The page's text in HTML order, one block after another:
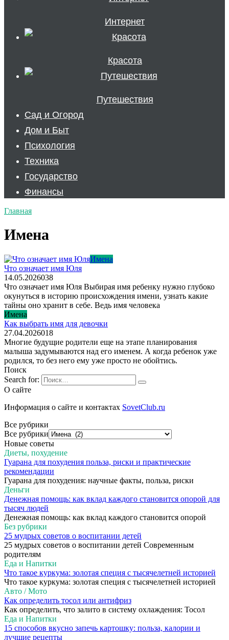
Интернет
Красота
Путешествия
Сад и Огород
Дом и Быт
Психология
Техника
Государство
Финансы
Главная
Имена
Имена
Что означает имя Юля
14.05.2026038
Что означает имя Юля Выбирая имя ребенку нужно глубоко
окунуться в историю происхождения имени, узнать какие
тайны оно хранит в себе. Ведь имя человека
Имена
Как выбрать имя для девочки
27.04.2026018
Многие будущие родители еще на этапе планирования
малыша задумываются над его именем. А когда ребенок уже
родился, то без него ему уже просто не обойтись.
Поиск
Search for:
О сайте
Информация о сайте и контактах SovetClub.ru
Все рубрики
Все рубрики
Новые советы
Диеты, похудение
Гуарана для похудения польза, риски и практические
рекомендации
Гуарана для похудения: научные факты, польза, риски
Деньги
Денежная помощь: как вклад каждого становится опорой для
тысяч людей
Денежная помощь: как вклад каждого становится опорой
Без рубрики
25 мудрых советов о воспитании детей
25 мудрых советов о воспитании детей Современным
родителям
Еда и Напитки
Что такое куркума: золотая специя с тысячелетней историей
Что такое куркума: золотая специя с тысячелетней историей
Авто / Мото
Как определить тосол или антифриз
Как определить, что залито в систему охлаждения: Тосол
Еда и Напитки
15 способов вкусно запечь картошку: польза, калории и
лучшие рецепты